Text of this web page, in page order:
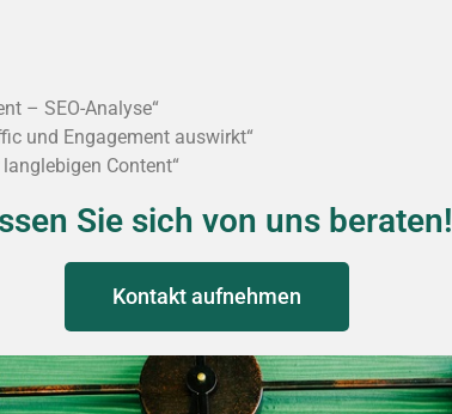
– SEO-Analyse“
und Engagement auswirkt“
Content“
Sie sich von uns beraten!
Kontakt aufnehmen